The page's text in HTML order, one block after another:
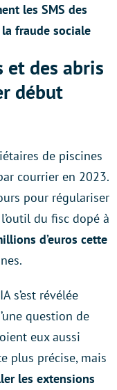
les SMS des
fraude sociale
et des abris
début
de piscines
courrier en 2023.
pour régulariser
du fisc dopé à
d’euros cette
s’est révélée
question de
eux aussi
plus précise, mais
les extensions